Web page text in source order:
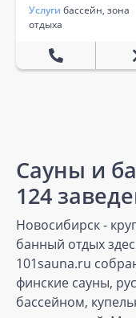
Услуги бассейн, зона
отдыха
Сауны и
124
Новосибирск -
банный отдых
101sauna.ru
финские сауны,
бассейном,